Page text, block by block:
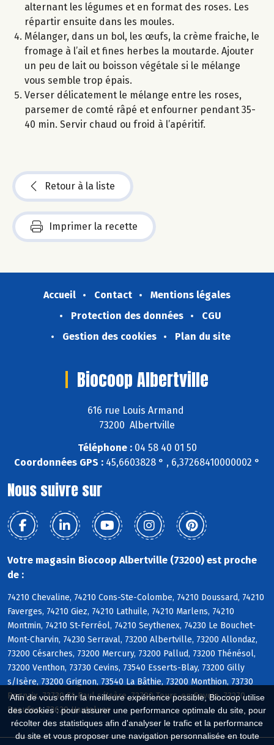
Afin de vous offrir la meilleure expérience possible, Biocoop utilise
des cookies : pour assurer une performance optimale du site, pour
récolter des statistiques afin d'analyser le trafic et la performance
du site et vous proposer une navigation personnalisée en toute
alternant les légumes et en format des roses. Les
répartir ensuite dans les moules.
Mélanger, dans un bol, les œufs, la crème fraiche, le
fromage à l’ail et fines herbes la moutarde. Ajouter
un peu de lait ou boisson végétale si le mélange
vous semble trop épais.
Verser délicatement le mélange entre les roses,
parsemer de comté râpé et enfourner pendant 35-
40 min. Servir chaud ou froid à l’apéritif.
Retour à la liste
Imprimer la recette
Accueil Contact
Mentions légales
Protection des données
CGU
Gestion des cookies
Plan du site
Biocoop Albertville
616 rue Louis Armand
73200 Albertville
Téléphone :04 58 40 01 50
Coordonnées GPS : 45,6603828 ° , 6,37268410000002 °
Nous suivre sur
Votre magasin Biocoop Albertville (73200) est proche
de :
74210 Chevaline, 74210 Cons-Ste-Colombe, 74210 Doussard, 74210
Faverges, 74210 Giez, 74210 Lathuile, 74210 Marlens, 74210
Montmin, 74210 St-Ferréol, 74210 Seythenex, 74230 Le Bouchet-
Mont-Charvin, 74230 Serraval, 73200 Albertville, 73200 Allondaz,
73200 Césarches, 73200 Mercury, 73200 Pallud, 73200 Thénésol,
73200 Venthon, 73730 Cevins, 73540 Esserts-Blay, 73200 Gilly
s/Isère, 73200 Grignon, 73540 La Bâthie, 73200 Monthion, 73730
Rognaix, 73730 St-Paul s/Isère, 73790 Tours-en-Savoie, 73270
Beaufort, 73620 Hauteluce